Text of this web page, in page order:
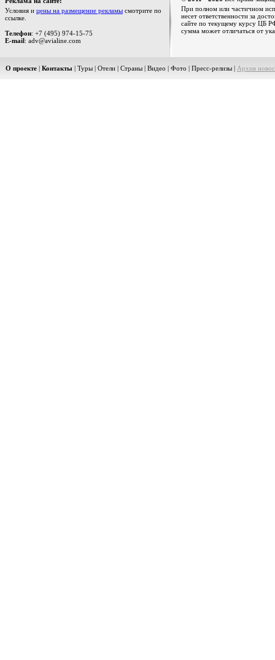
Условия и цены на размещение рекламы смотрите по
ссылке.
Телефон: +7 (495) 974-15-75
E-mail: adv@avialine.com
При полном или частичном
несет ответственности за
сайте по текущему курсу ЦБ
сумма может отличаться от
О проекте | Контакты | Туры | Отели | Страны | Видео | Фото | Пресс-релизы | Архив